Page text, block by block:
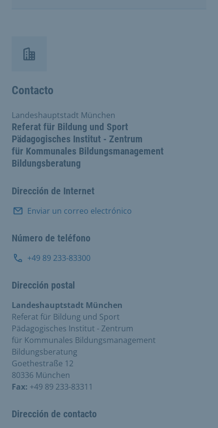
Contacto
Referat für Bildung und Sport
Pädagogisches Institut - Zentrum
für Kommunales Bildungsmanagement
Bildungsberatung
Landeshauptstadt München
Dirección de Internet
Enviar un correo electrónico
Número de teléfono
+49 89 233-83300
Dirección postal
Landeshauptstadt München
Referat für Bildung und Sport
Pädagogisches Institut - Zentrum
für Kommunales Bildungsmanagement
Bildungsberatung
Goethestraße 12
80336 München
Fax: +49 89 233-83311
Dirección de contacto